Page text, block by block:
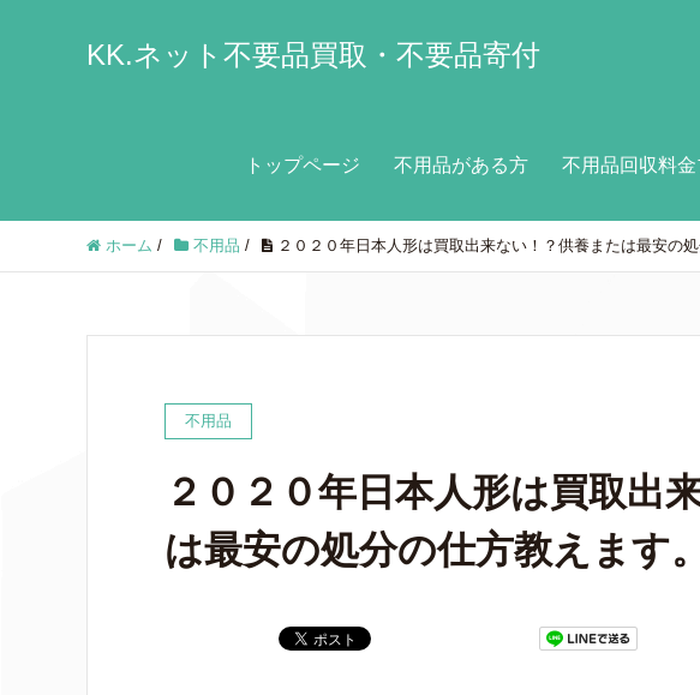
KK.ネット不要品買取・不要品寄付
トップページ 不用品がある方 不用品回収料金
ホーム / 不用品 / ２０２０年日本人形は買取出来ない！？供養または最安の処
不用品
２０２０年日本人形は買取出
は最安の処分の仕方教えます。